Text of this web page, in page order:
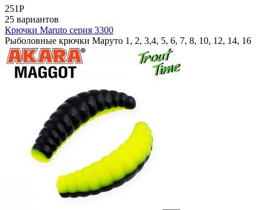
251Р
25 вариантов
Крючки Maruto серия 3300
Рыболовные крючки Маруто 1, 2, 3,4, 5, 6, 7, 8, 10, 12, 14, 16